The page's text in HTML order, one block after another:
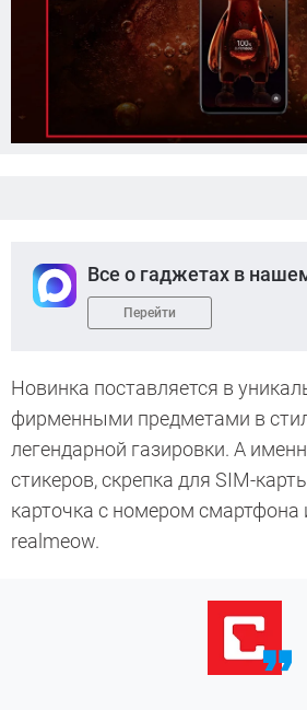
Все о гаджетах в
Перейти
Новинка поставляется в
фирменными предметами в
легендарной газировки. А
стикеров, скрепка для SIM-
карточка с номером смартфона
realmeow.